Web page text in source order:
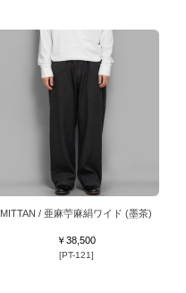
MITTAN / 亜麻苧麻絹ワイド (墨茶)
￥38,500
[PT-121]